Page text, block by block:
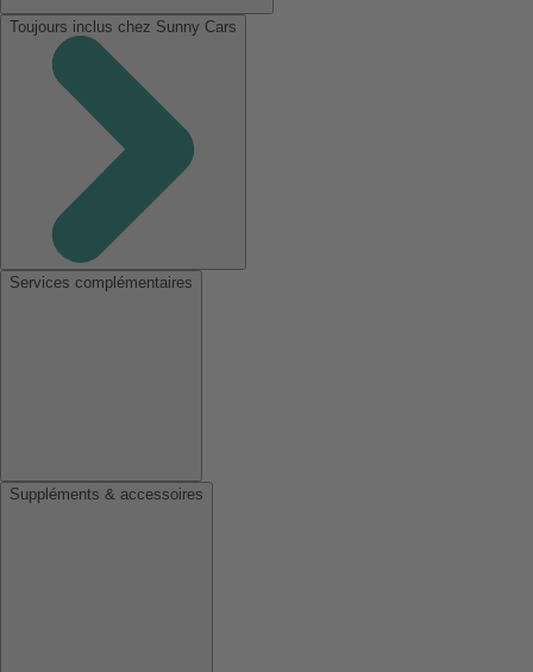
Toujours inclus chez Sunny Cars
Services complémentaires
Suppléments & accessoires